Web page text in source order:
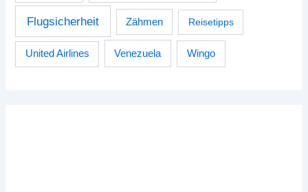
Flugsicherheit Zähmen Reisetipps
United Airlines Venezuela Wingo